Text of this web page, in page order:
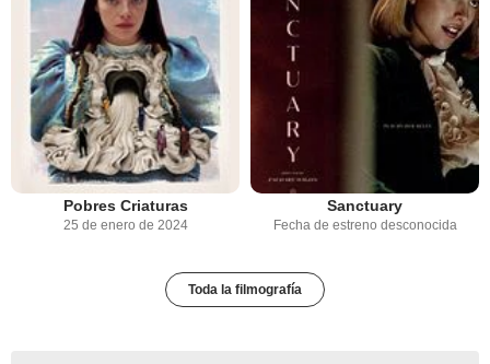
Pobres Criaturas
25 de enero de 2024
Sanctuary
Fecha de estreno desconocida
Toda la filmografía